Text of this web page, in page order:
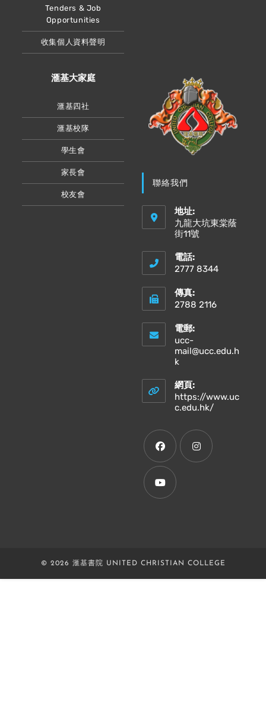
Tenders & Job
Opportunities
收集個人資料聲明
滙基大家庭
滙基四社
滙基校隊
學生會
家長會
校友會
聯絡我們
地址:
九龍大坑東棠蔭
街11號
電話:
2777 8344
傳真:
2788 2116
電郵:
ucc-
mail@ucc.edu.h
k
your
application
網頁:
https://www.uc
c.edu.hk/Opens
Opens
in
tab
© 2026 滙基書院 UNITED CHRISTIAN COLLEGE